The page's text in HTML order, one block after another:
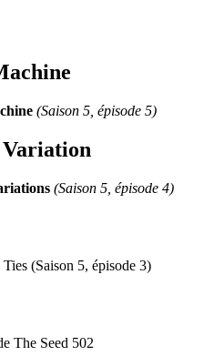
(Saison 5, épisode 5)
Variation
(Saison 5, épisode 4)
(Saison 5, épisode 3)
The Seed 502